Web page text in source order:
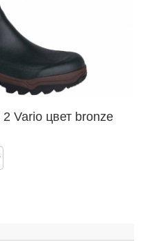
Vario цвет bronze